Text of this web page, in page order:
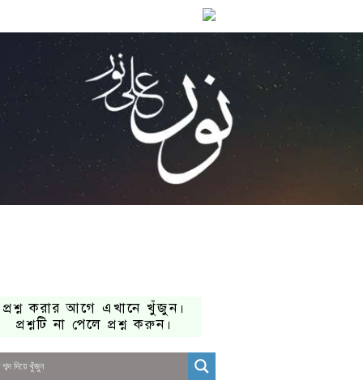
প্রশ্ন করার আগে এখানে খুঁজুন।
প্রশ্নটি না পেলে প্রশ্ন করুন।